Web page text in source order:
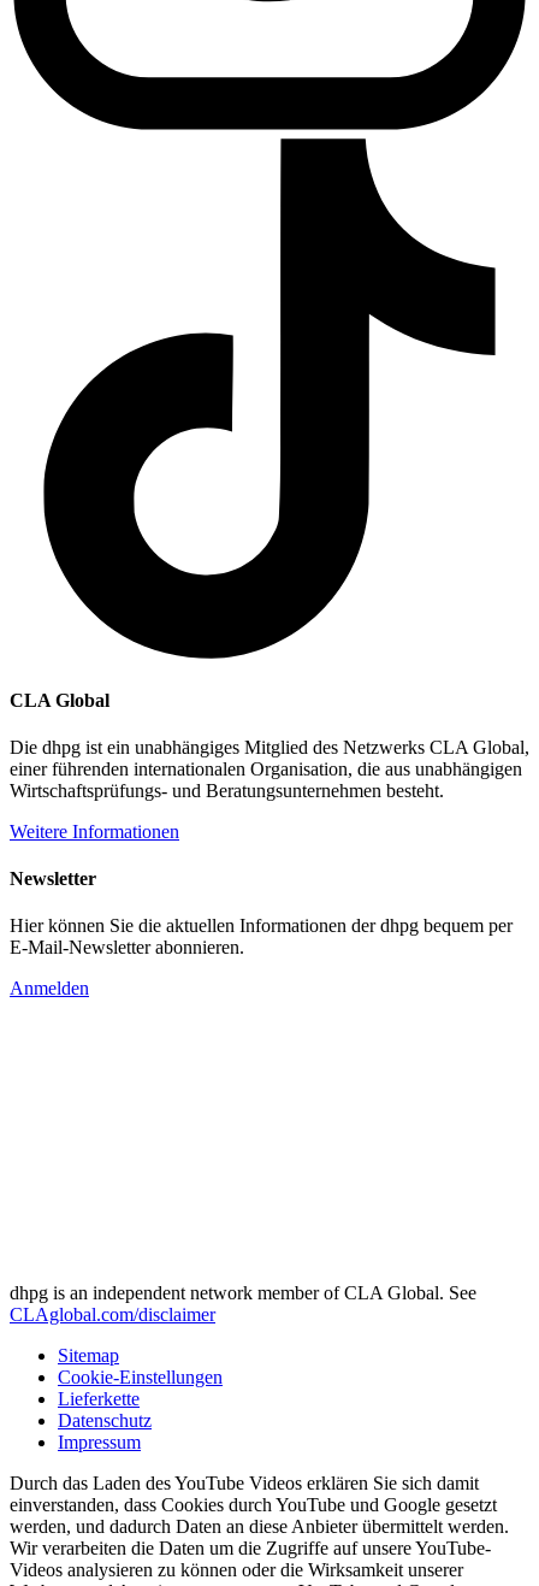
CLA Global
Die dhpg ist ein unabhängiges Mitglied des Netzwerks CLA Global,
einer führenden internationalen Organisation, die aus unabhängigen
Wirtschaftsprüfungs- und Beratungsunternehmen besteht.
Weitere Informationen
Newsletter
Hier können Sie die aktuellen Informationen der dhpg bequem per
E-Mail-Newsletter abonnieren.
Anmelden
dhpg is an independent network member of CLA Global. See
CLAglobal.com/disclaimer
Sitemap
Cookie-Einstellungen
Lieferkette
Datenschutz
Impressum
Durch das Laden des YouTube Videos erklären Sie sich damit
einverstanden, dass Cookies durch YouTube und Google gesetzt
werden, und dadurch Daten an diese Anbieter übermittelt werden.
Wir verarbeiten die Daten um die Zugriffe auf unsere YouTube-
Videos analysieren zu können oder die Wirksamkeit unserer